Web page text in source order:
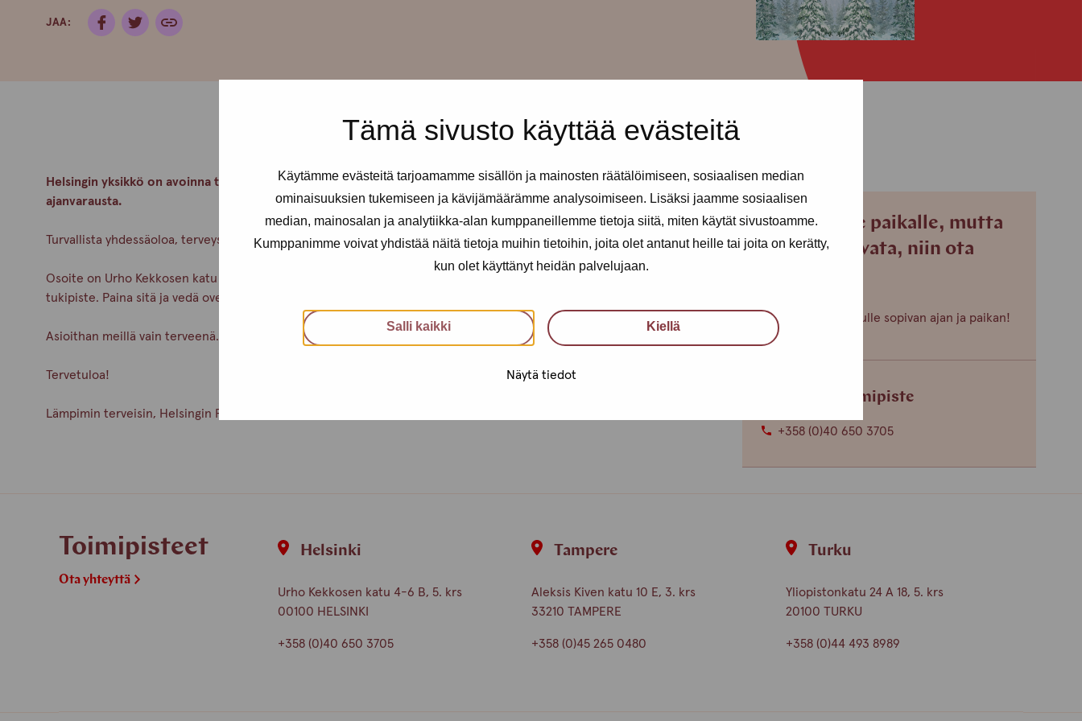
Tämä sivusto käyttää evästeitä
Käytämme evästeitä tarjoamamme sisällön ja mainosten räätälöimiseen, sosiaalisen median
ominaisuuksien tukemiseen ja kävijämäärämme analysoimiseen. Lisäksi jaamme sosiaalisen
median, mainosalan ja analytiikka-alan kumppaneillemme tietoja siitä, miten käytät sivustoamme.
Kumppanimme voivat yhdistää näitä tietoja muihin tietoihin, joita olet antanut heille tai joita on kerätty,
kun olet käyttänyt heidän palvelujaan.
Salli kaikki Kiellä
Näytä tiedot
JAA:
Helsingin yksikkö on avoinna tiistaisin klo 14-18 ja torstaisin klo 12-16 ilman
ajanvarausta.
Turvallista yhdessäoloa, terveyspalveluita, tukea ja keskusteluapua.
Osoite on Urho Kekkosen katu 4-6 B, 5krs. Alaovella on summeri, jossa lukee Pro-
tukipiste. Paina sitä ja vedä ovenkahvasta.
Asioithan meillä vain terveenä. Pidetään huolta itsestämme ja toisistamme!
Tervetuloa!
Lämpimin terveisin, Helsingin Pro-tukipisteen henkilökunta
Jos et pääse paikalle, mutta
haluaisit tavata, niin ota
Voimme sopia sinulle sopivan ajan ja paikan!
Helsingin toimipiste
+358 (0)40 650 3705
Toimipisteet
Ota yhteyttä
Helsinki
Urho Kekkosen katu 4-6 B, 5. krs
00100 HELSINKI
+358 (0)40 650 3705
Tampere
Aleksis Kiven katu 10 E, 3. krs
33210 TAMPERE
+358 (0)45 265 0480
Turku
Yliopistonkatu 24 A 18, 5. krs
20100 TURKU
+358 (0)44 493 8989